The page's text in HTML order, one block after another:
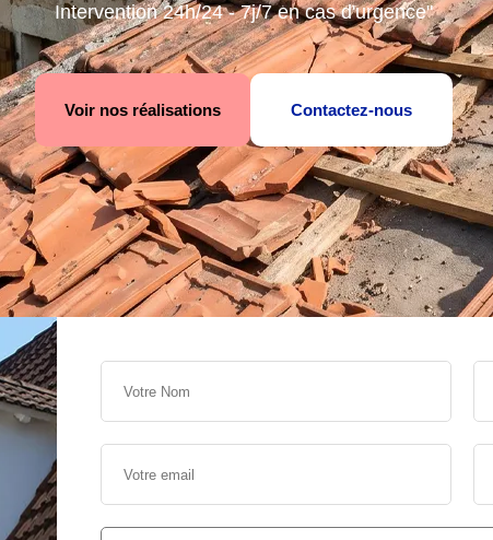
Intervention 24h/24 - 7j/7 en cas d'urgence"
Voir nos réalisations Contactez-nous